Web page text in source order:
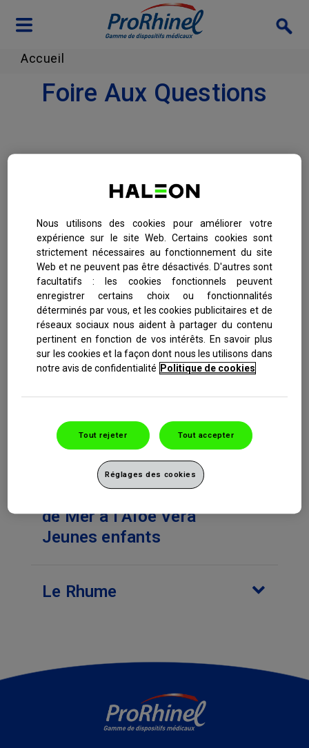
Accueil
Foire Aux Questions
Le ProRhinel Spray
Nourrissons-Jeunes
enfants
Les sprays nasaux
ProRhinel pour les enfants
et adultes
ProRhinel Eau de Mer à
l’Aloe Vera Enfants-
Adultes et ProRhinel Eau
de Mer à l’Aloe Vera
Jeunes enfants
Le Rhume
Nous utilisons des cookies pour améliorer votre
expérience sur le site Web. Certains cookies sont
strictement nécessaires au fonctionnement du site
Web et ne peuvent pas être désactivés. D'autres sont
facultatifs : les cookies fonctionnels peuvent
enregistrer certains choix ou fonctionnalités
déterminés par vous, et les cookies publicitaires et de
réseaux sociaux nous aident à partager du contenu
pertinent en fonction de vos intérêts. En savoir plus
sur les cookies et la façon dont nous les utilisons dans
notre avis de confidentialité Politique de cookies
Tout rejeter Tout accepter
Réglages des cookies